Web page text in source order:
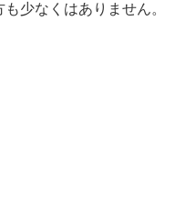
少なくはありません。